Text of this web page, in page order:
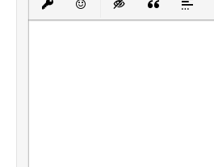
Вставить защищенную
Вставить смайлик
Вставка